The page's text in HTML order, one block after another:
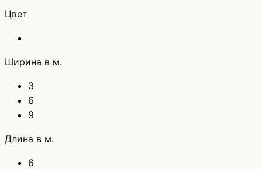
Цвет
Ширина в м.
3
6
9
Длина в м.
6